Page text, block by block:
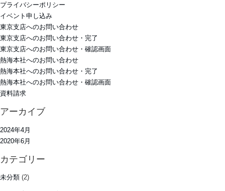
プライバシーポリシー
イベント申し込み
東京支店へのお問い合わせ
東京支店へのお問い合わせ・完了
東京支店へのお問い合わせ・確認画面
熱海本社へのお問い合わせ
熱海本社へのお問い合わせ・完了
熱海本社へのお問い合わせ・確認画面
資料請求
アーカイブ
2024年4月
2020年6月
カテゴリー
未分類 (2)